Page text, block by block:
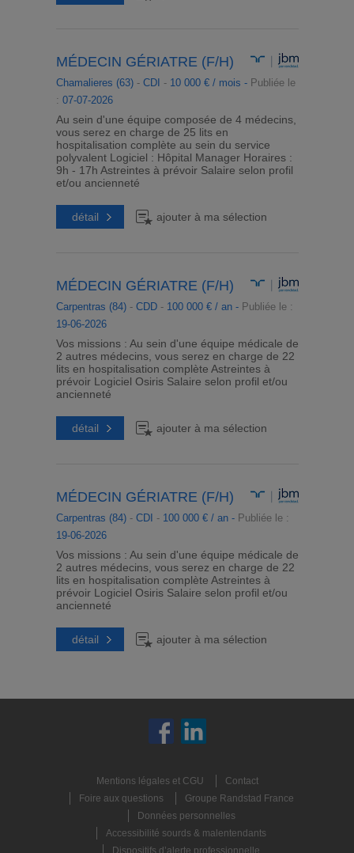
MÉDECIN GÉRIATRE (F/H)
Chamalieres (63)- CDI - 10 000 € / mois - Publiée le
: 07-07-2026
Au sein d'une équipe composée de 4 médecins,
vous serez en charge de 25 lits en
hospitalisation complète au sein du service
polyvalent Logiciel : Hôpital Manager Horaires :
9h - 17h Astreintes à prévoir Salaire selon profil
et/ou ancienneté
détail ajouter à ma sélection
MÉDECIN GÉRIATRE (F/H)
Carpentras (84)- CDD- 100 000 € / an - Publiée le :
19-06-2026
Vos missions : Au sein d'une équipe médicale de
2 autres médecins, vous serez en charge de 22
lits en hospitalisation complète Astreintes à
prévoir Logiciel Osiris Salaire selon profil et/ou
ancienneté
détail ajouter à ma sélection
MÉDECIN GÉRIATRE (F/H)
Carpentras (84)- CDI - 100 000 € / an - Publiée le :
19-06-2026
Vos missions : Au sein d'une équipe médicale de
2 autres médecins, vous serez en charge de 22
lits en hospitalisation complète Astreintes à
prévoir Logiciel Osiris Salaire selon profil et/ou
ancienneté
détail ajouter à ma sélection
Mentions légales et CGU
Contact
Foire aux questions
Groupe Randstad France
Données personnelles
Accessibilité sourds & malentendants
Dispositifs d’alerte professionnelle